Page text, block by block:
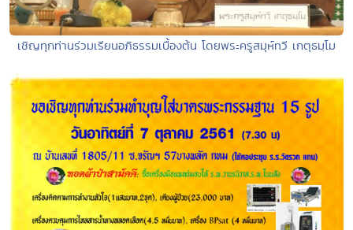
เชิญทุกท่านร่วมเรียนอภิธรรมเบื้องต้น โดยพระครูสมุห์ทวี เกตุธมฺโม